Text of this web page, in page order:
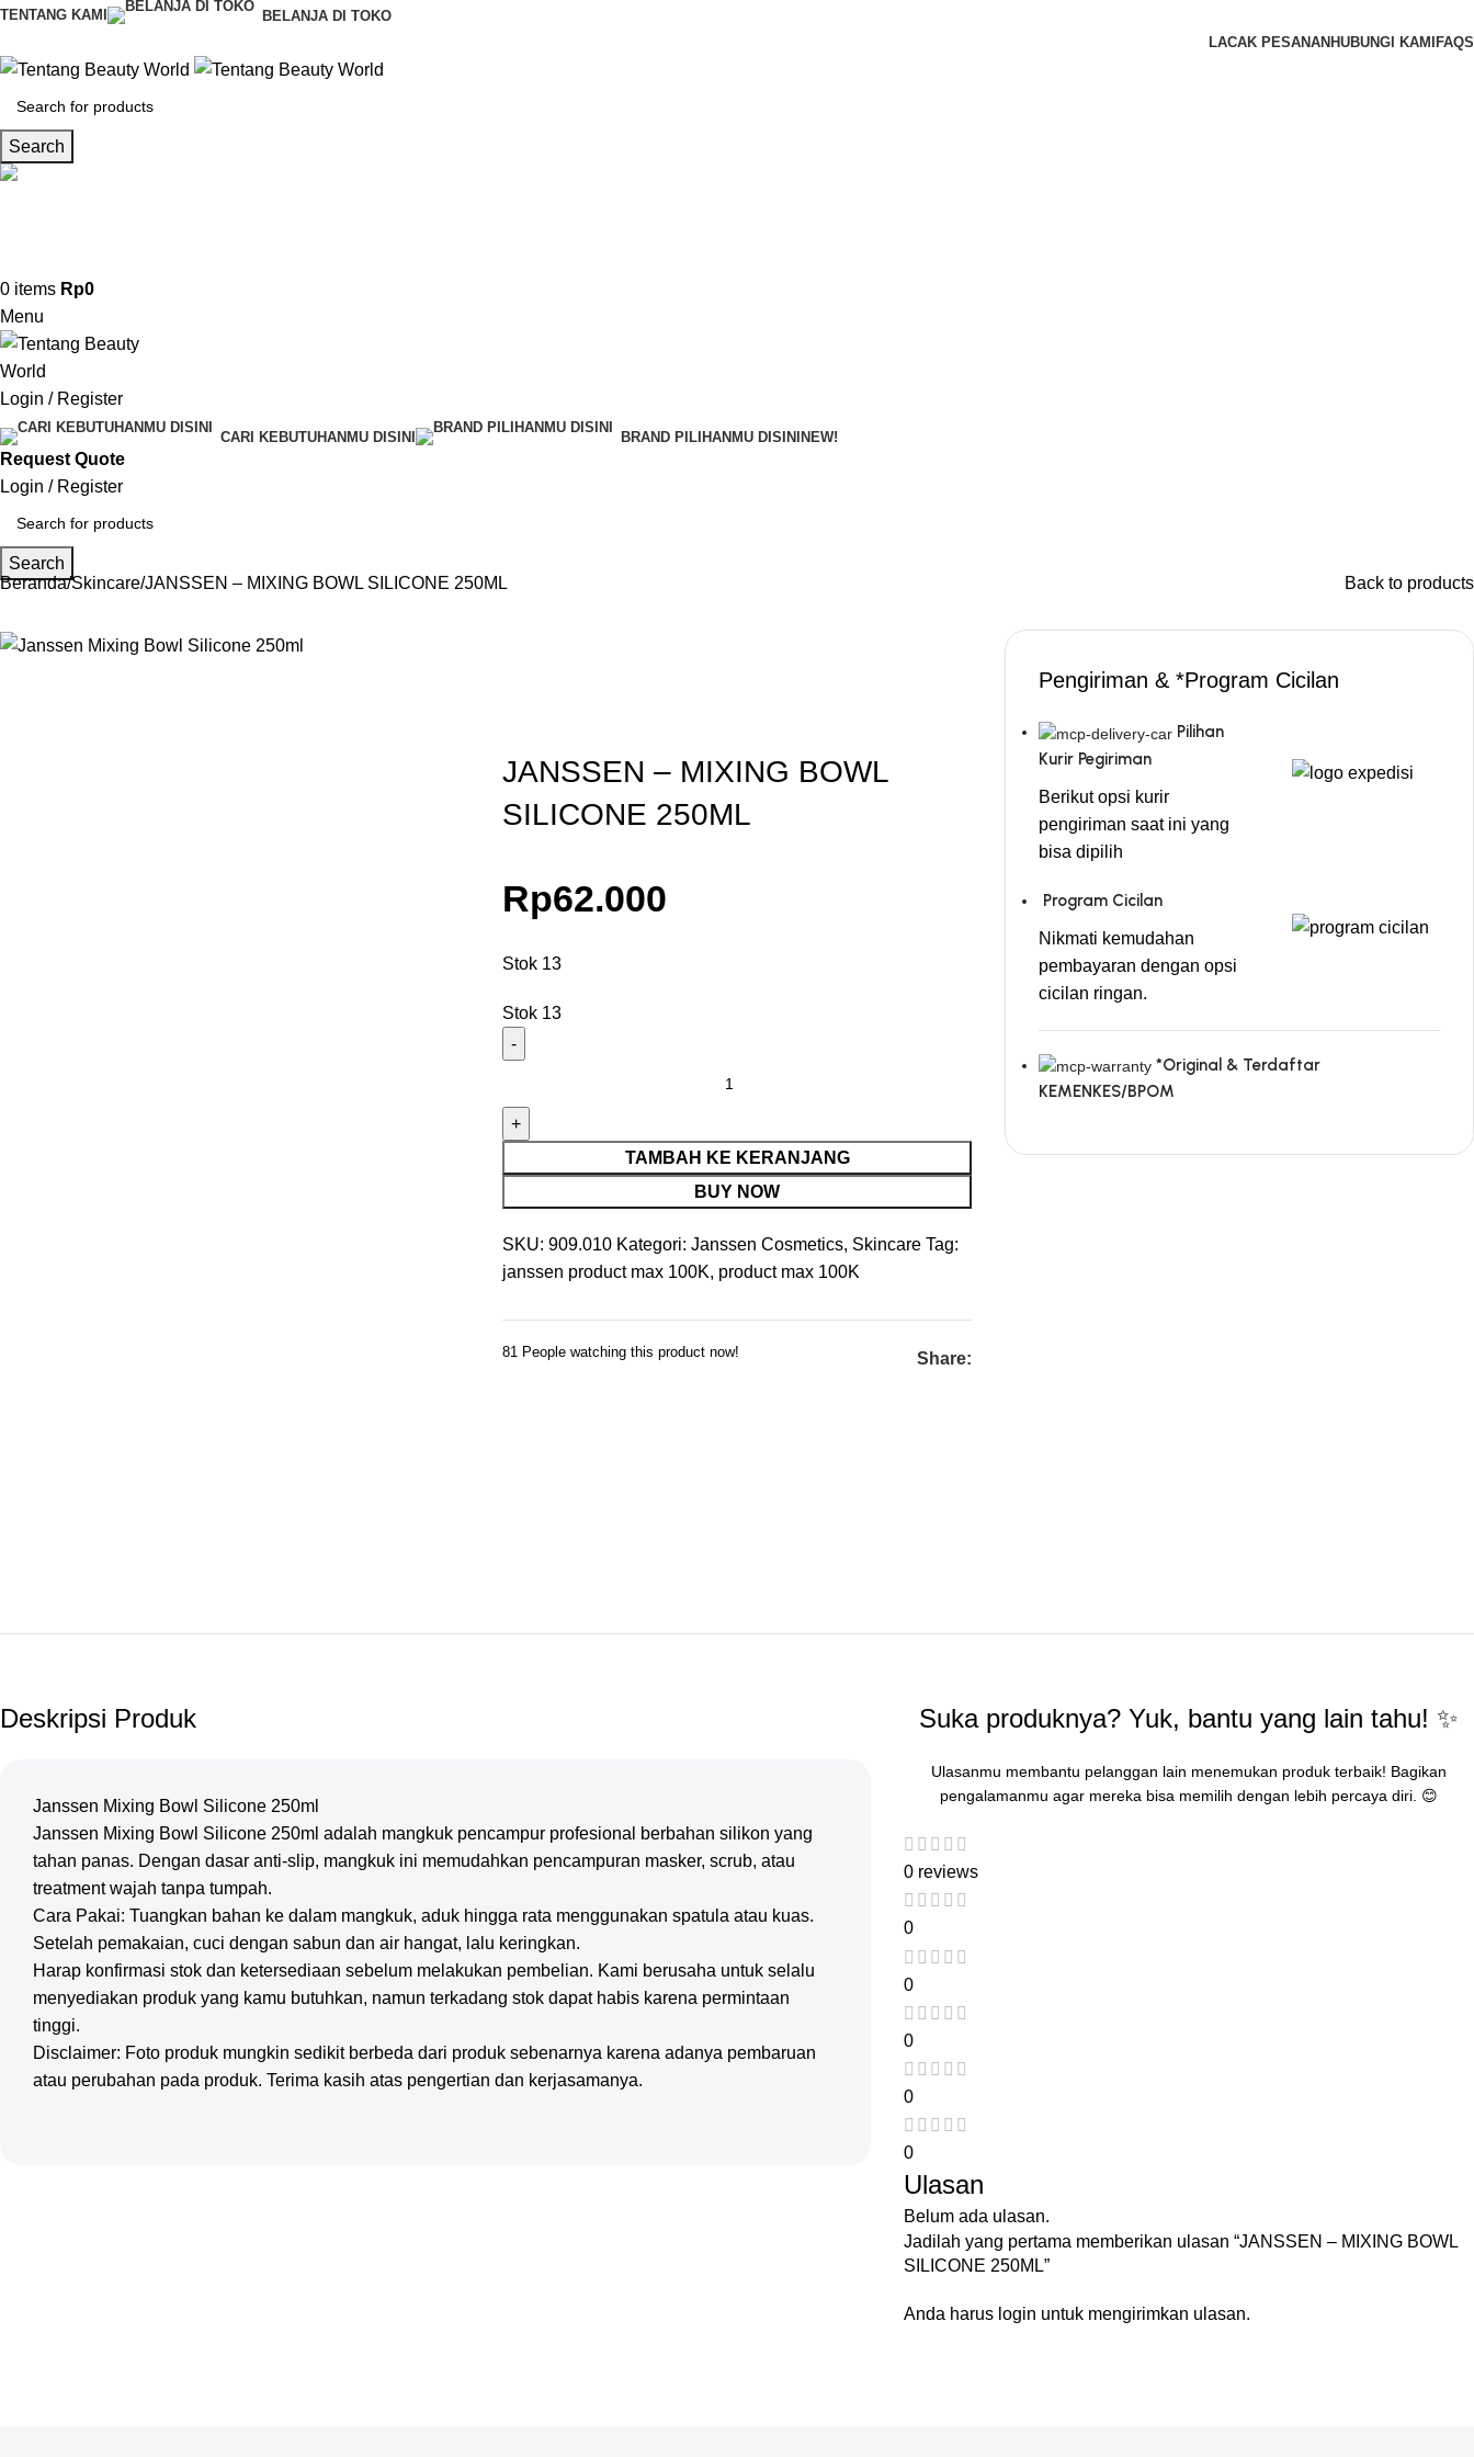
TENTANG KAMI
BELANJA DI TOKO
LACAK PESANAN HUBUNGI KAMI FAQS
Search
0 items Rp0
Menu
Login / Register
CARI KEBUTUHANMU DISINI BRAND PILIHANMU DISINI NEW!
Request Quote
Login / Register
Search
Beranda Skincare JANSSEN – MIXING BOWL SILICONE 250ML Back to products
JANSSEN – MIXING BOWL
SILICONE 250ML
Rp62.000
Stok 13
Stok 13
TAMBAH KE KERANJANG
BUY NOW
SKU: 909.010 Kategori: Janssen Cosmetics, Skincare Tag:
janssen product max 100K, product max 100K
81 People watching this product now! Share:
Pengiriman & *Program Cicilan
Pilihan
Kurir Pegiriman
Berikut opsi kurir
pengiriman saat ini yang
bisa dipilih
Program Cicilan
Nikmati kemudahan
pembayaran dengan opsi
cicilan ringan.
*Original & Terdaftar
KEMENKES/BPOM
Deskripsi Produk
Janssen Mixing Bowl Silicone 250ml
Janssen Mixing Bowl Silicone 250ml adalah mangkuk pencampur profesional berbahan silikon yang
tahan panas. Dengan dasar anti-slip, mangkuk ini memudahkan pencampuran masker, scrub, atau
treatment wajah tanpa tumpah.
Cara Pakai: Tuangkan bahan ke dalam mangkuk, aduk hingga rata menggunakan spatula atau kuas.
Setelah pemakaian, cuci dengan sabun dan air hangat, lalu keringkan.
Harap konfirmasi stok dan ketersediaan sebelum melakukan pembelian. Kami berusaha untuk selalu
menyediakan produk yang kamu butuhkan, namun terkadang stok dapat habis karena permintaan
tinggi.
Disclaimer: Foto produk mungkin sedikit berbeda dari produk sebenarnya karena adanya pembaruan
atau perubahan pada produk. Terima kasih atas pengertian dan kerjasamanya.
Suka produknya? Yuk, bantu yang lain tahu! ✨
Ulasanmu membantu pelanggan lain menemukan produk terbaik! Bagikan
pengalamanmu agar mereka bisa memilih dengan lebih percaya diri. 😊
0 reviews
0
0
0
0
0
Ulasan
Belum ada ulasan.
Jadilah yang pertama memberikan ulasan “JANSSEN – MIXING BOWL
SILICONE 250ML”
Anda harus login untuk mengirimkan ulasan.